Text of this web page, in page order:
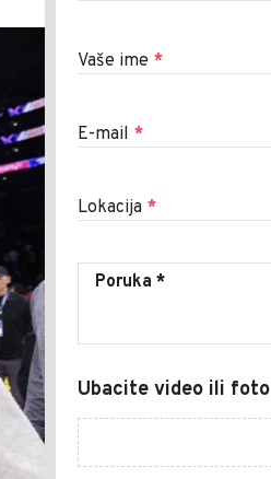
Vaše ime *
E-mail *
Lokacija *
Ubacite video ili foto